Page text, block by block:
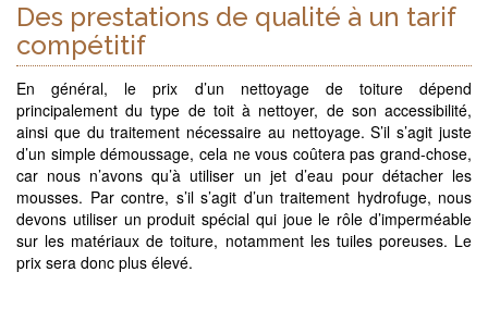
Des prestations de qualité à un tarif
compétitif
En général, le prix d’un nettoyage de toiture dépend
principalement du type de toit à nettoyer, de son accessibilité,
ainsi que du traitement nécessaire au nettoyage. S’il s’agit juste
d’un simple démoussage, cela ne vous coûtera pas grand-chose,
car nous n’avons qu’à utiliser un jet d’eau pour détacher les
mousses. Par contre, s’il s’agit d’un traitement hydrofuge, nous
devons utiliser un produit spécial qui joue le rôle d’imperméable
sur les matériaux de toiture, notamment les tuiles poreuses. Le
prix sera donc plus élevé.